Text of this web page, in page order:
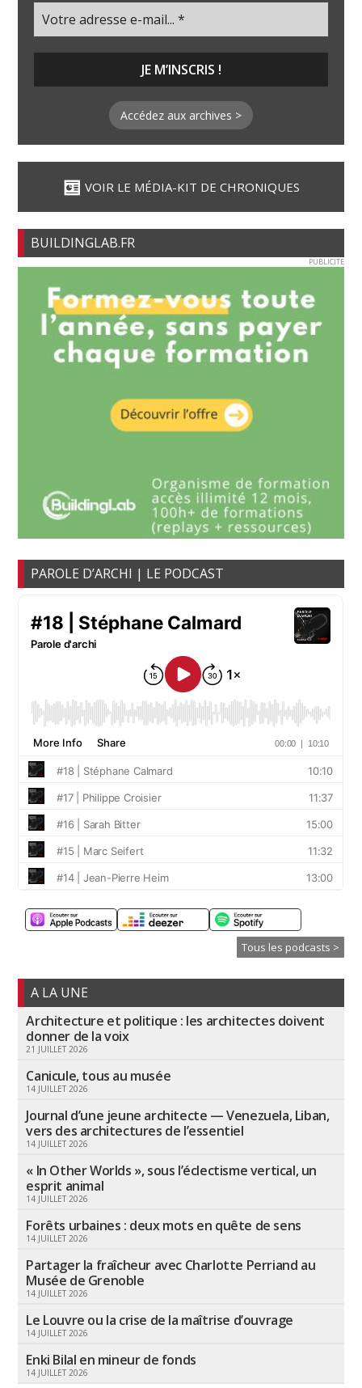
Accédez aux archives >
VOIR LE MÉDIA-KIT DE CHRONIQUES
BUILDINGLAB.FR
PUBLICITE
PAROLE D’ARCHI | LE PODCAST
Tous les podcasts >
A LA UNE
Architecture et politique : les architectes doivent
donner de la voix
21 JUILLET 2026
Canicule, tous au musée
14 JUILLET 2026
Journal d’une jeune architecte — Venezuela, Liban,
vers des architectures de l’essentiel
14 JUILLET 2026
« In Other Worlds », sous l’éclectisme vertical, un
esprit animal
14 JUILLET 2026
Forêts urbaines : deux mots en quête de sens
14 JUILLET 2026
Partager la fraîcheur avec Charlotte Perriand au
Musée de Grenoble
14 JUILLET 2026
Le Louvre ou la crise de la maîtrise d’ouvrage
14 JUILLET 2026
Enki Bilal en mineur de fonds
14 JUILLET 2026